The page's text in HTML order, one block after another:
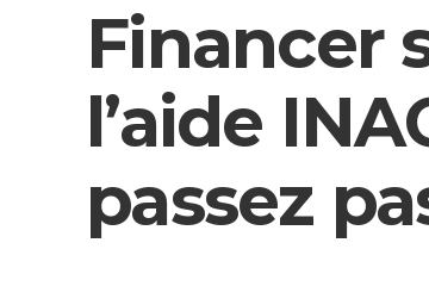
Financer
l’aide
passez